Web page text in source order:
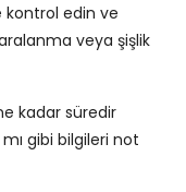
kontrol edin ve
veya şişlik
kadar süredir
gibi bilgileri not